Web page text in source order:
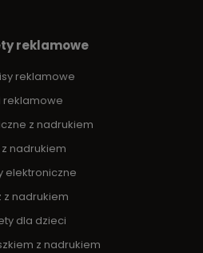
reklamowe
reklamowe
reklamowe
z nadrukiem
nadrukiem
elektroniczne
z nadrukiem
dla dzieci
z nadrukiem